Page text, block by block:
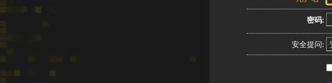
密码:
安全提问: